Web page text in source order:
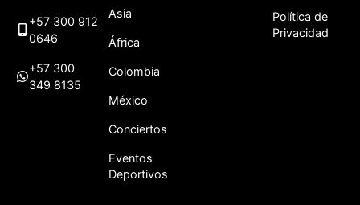
+57 300 912
0646
+57 300
349 8135
Asia
África
Colombia
México
Conciertos
Eventos
Deportivos
Política de
Privacidad